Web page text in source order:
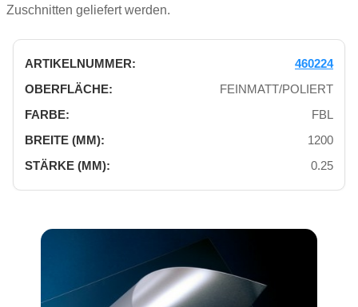
Zuschnitten geliefert werden.
460224
FEINMATT/POLIERT
FBL
1200
0.25